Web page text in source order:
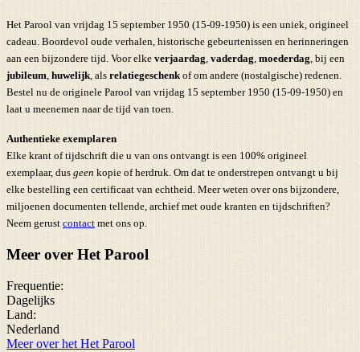
Het Parool van vrijdag 15 september 1950 (15-09-1950) is een uniek, origineel
cadeau. Boordevol oude verhalen, historische gebeurtenissen en herinneringen
aan een bijzondere tijd. Voor elke verjaardag vaderdag moederdag , bij een
jubileum huwelijk , als relatiegeschenk of om andere (nostalgische) redenen.
Bestel nu de originele Parool van vrijdag 15 september 1950 (15-09-1950) en
laat u meenemen naar de tijd van toen.
Authentieke exemplaren
Elke krant of tijdschrift die u van ons ontvangt is een 100% origineel
exemplaar, dus geen kopie of herdruk. Om dat te onderstrepen ontvangt u bij
elke bestelling een certificaat van echtheid. Meer weten over ons bijzondere,
miljoenen documenten tellende, archief met oude kranten en tijdschriften?
Neem gerust contact met ons op.
Meer over Het Parool
Frequentie:
Dagelijks
Land:
Nederland
Meer over het Het Parool